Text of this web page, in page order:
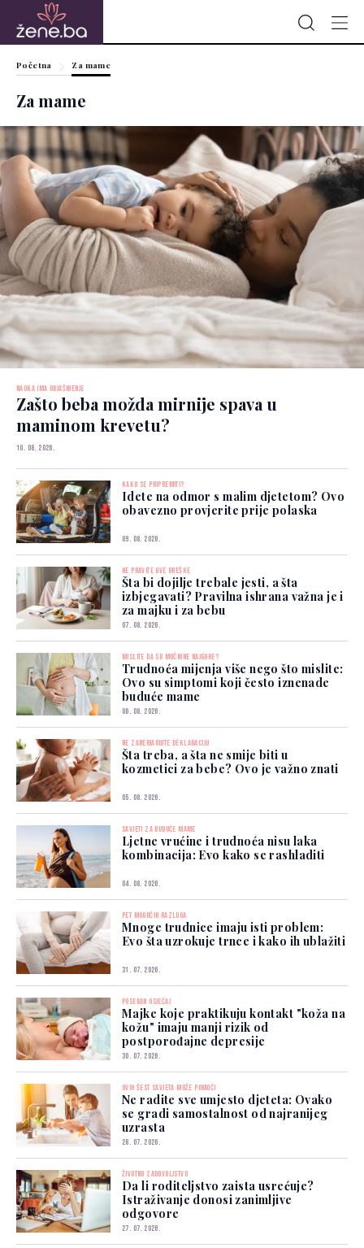
Početna Za mame
Za mame
NAUKA IMA OBJAŠNJENJE
Zašto beba možda mirnije spava u
maminom krevetu?
10. 08. 2026.
KAKO SE PRIPREMITI?
Idete na odmor s malim djetetom? Ovo
obavezno provjerite prije polaska
09. 08. 2026.
NE PRAVITE OVE GREŠKE
Šta bi dojilje trebale jesti, a šta
izbjegavati? Pravilna ishrana važna je i
za majku i za bebu
07. 08. 2026.
MISLITE DA SU MUČNINE NAJGORE?
Trudnoća mijenja više nego što mislite:
Ovo su simptomi koji često iznenade
buduće mame
06. 08. 2026.
NE ZANEMARUJTE DEKLARACIJU
Šta treba, a šta ne smije biti u
kozmetici za bebe? Ovo je važno znati
05. 08. 2026.
SAVJETI ZA BUDUĆE MAME
Ljetne vrućine i trudnoća nisu laka
kombinacija: Evo kako se rashladiti
04. 08. 2026.
PET MOGUĆIH RAZLOGA
Mnoge trudnice imaju isti problem:
Evo šta uzrokuje trnce i kako ih ublažiti
31. 07. 2026.
POSEBAN OSJEĆAJ
Majke koje praktikuju kontakt "koža na
kožu" imaju manji rizik od
postporođajne depresije
30. 07. 2026.
OVIH ŠEST SAVJETA MOŽE POMOĆI
Ne radite sve umjesto djeteta: Ovako
se gradi samostalnost od najranijeg
uzrasta
28. 07. 2026.
ŽIVOTNO ZADOVOLJSTVO
Da li roditeljstvo zaista usrećuje?
Istraživanje donosi zanimljive
odgovore
27. 07. 2026.